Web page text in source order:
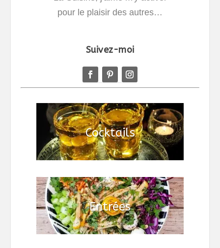
pour le plaisir des autres…
Suivez-moi